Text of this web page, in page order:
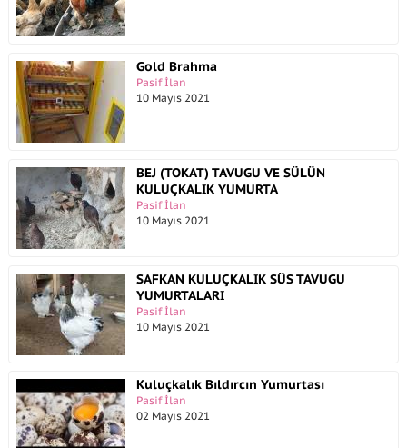
Gold Brahma
Pasif İlan
10 Mayıs 2021
BEJ (TOKAT) TAVUGU VE SÜLÜN
KULUÇKALIK YUMURTA
Pasif İlan
10 Mayıs 2021
SAFKAN KULUÇKALIK SÜS TAVUGU
YUMURTALARI
Pasif İlan
10 Mayıs 2021
Kuluçkalık Bıldırcın Yumurtası
Pasif İlan
02 Mayıs 2021